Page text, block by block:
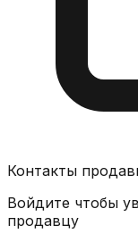
Контакты
Войдите чтобы
продавцу